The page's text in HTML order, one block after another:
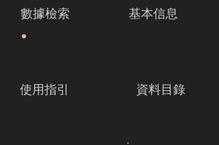
數據檢索 基本信息
使用指引 資料目錄